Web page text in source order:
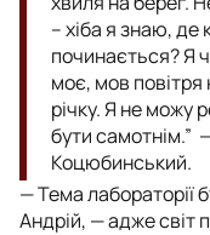
– хіба я знаю, де
починається? Я
моє, мов повітря
річку. Я не можу
бути самотнім.”
Коцюбинський.
— Тема лабораторії
Андрій, — адже світ